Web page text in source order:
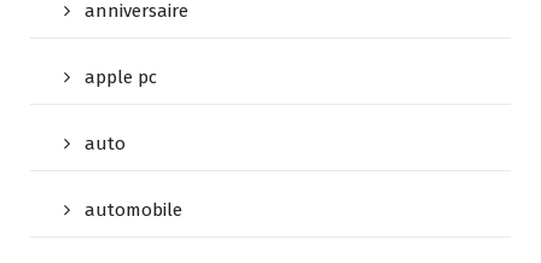
anniversaire
apple pc
auto
automobile